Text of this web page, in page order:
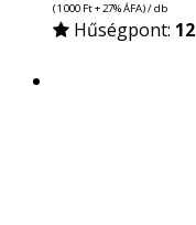
(1 000 Ft+ 27% ÁFA) / db
Hűségpont: 12